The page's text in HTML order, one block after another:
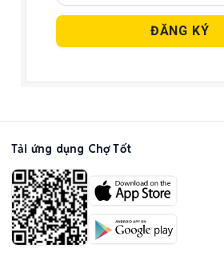
Tải ứng dụng Chợ Tốt